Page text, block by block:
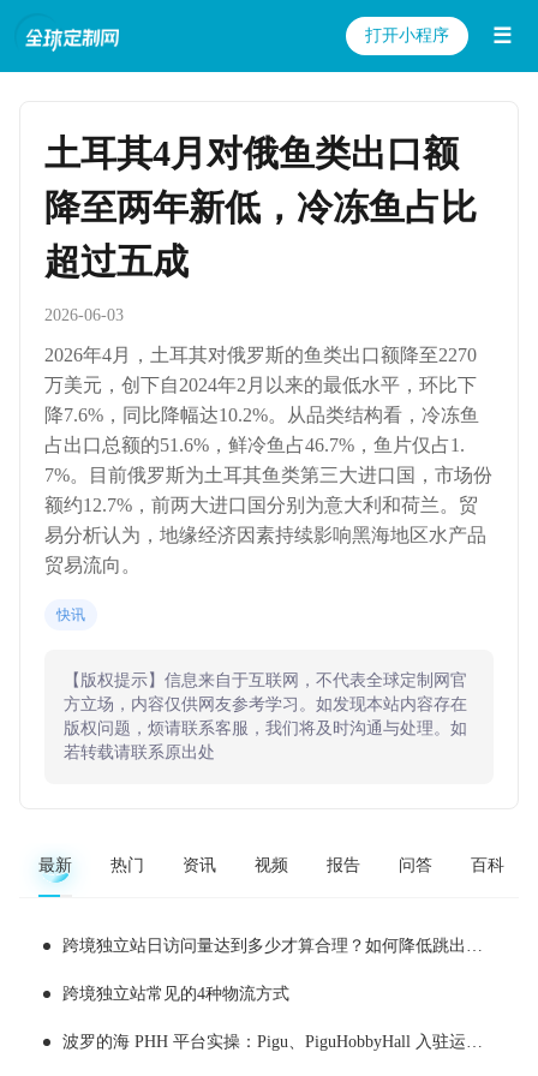
打开小程序 ☰
土耳其4月对俄鱼类出口额
降至两年新低，冷冻鱼占比
超过五成
2026-06-03
2026年4月，土耳其对俄罗斯的鱼类出口额降至2270
万美元，创下自2024年2月以来的最低水平，环比下
降7.6%，同比降幅达10.2%。从品类结构看，冷冻鱼
占出口总额的51.6%，鲜冷鱼占46.7%，鱼片仅占1.
7%。目前俄罗斯为土耳其鱼类第三大进口国，市场份
额约12.7%，前两大进口国分别为意大利和荷兰。贸
易分析认为，地缘经济因素持续影响黑海地区水产品
贸易流向。
快讯
【版权提示】信息来自于互联网，不代表全球定制网官
方立场，内容仅供网友参考学习。如发现本站内容存在
版权问题，烦请联系客服，我们将及时沟通与处理。如
若转载请联系原出处
最新 热门 资讯 视频 报告 问答 百科
跨境独立站日访问量达到多少才算合理？如何降低跳出率？
跨境独立站常见的4种物流方式
波罗的海 PHH 平台实操：Pigu、PiguHobbyHall 入驻运营全解析